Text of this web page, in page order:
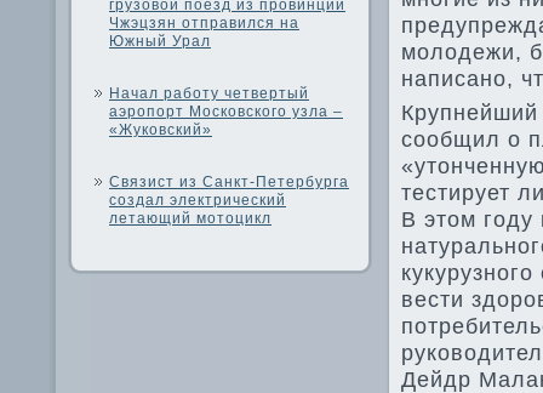
грузовой поезд из провинции
Чжэцзян отправился на
Южный Урал
Начал работу четвертый
аэропорт Московского узла –
«Жуковский»
Связист из Санкт-Петербурга
создал электрический
летающий мотоцикл
молодежи,
написано,
Крупнейший
сообщил о
тестирует
В этом
вести
Дейдр